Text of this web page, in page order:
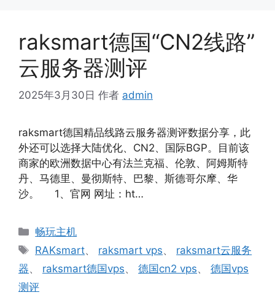
raksmart德国“CN2线路”
云服务器测评
2025年3月30日 作者 admin
raksmart德国精品线路云服务器测评数据分享，此
外还可以选择大陆优化、CN2、国际BGP。目前该
商家的欧洲数据中心有法兰克福、伦敦、阿姆斯特
丹、马德里、曼彻斯特、巴黎、斯德哥尔摩、华
沙。 1、官网 网址：ht…
分
类
畅玩主机
标
RAKsmart、 raksmart vps、 raksmart云服务
器、 raksmart德国vps、 德国cn2 vps、 德国vps
测评